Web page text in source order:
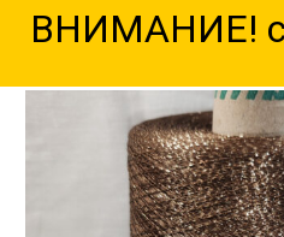
с